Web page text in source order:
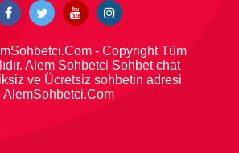
- Copyright Tüm
Alem Sohbetci Sohbet chat
ve Ücretsiz sohbetin adresi
AlemSohbetci.Com